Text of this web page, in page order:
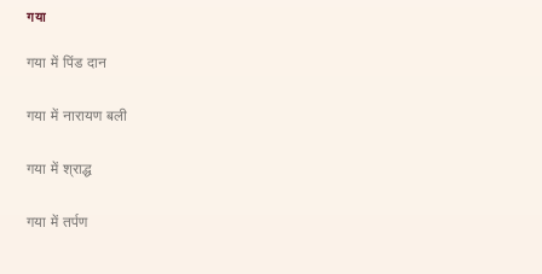
गया
गया में पिंड दान
गया में नारायण बली
गया में श्राद्ध
गया में तर्पण